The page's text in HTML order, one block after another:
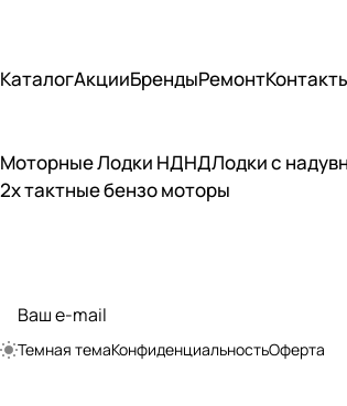
КаталогАкцииБрендыРемонт
Моторные Лодки НДНДЛодки с
2х тактные бензо моторы
Темная темаКонфиденциальностьОферта